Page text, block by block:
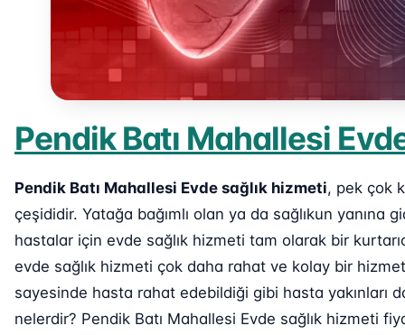
Pendik Batı Mahallesi
Pendik Batı Mahallesi Evde sağlık hizmeti, pek çok
çeşididir. Yatağa bağımlı olan ya da sağlıkun
hastalar için evde sağlık hizmeti tam olarak bir
evde sağlık hizmeti çok daha rahat ve kolay bir
sayesinde hasta rahat edebildiği gibi hasta yakınları
nelerdir? Pendik Batı Mahallesi Evde sağlık hizmeti